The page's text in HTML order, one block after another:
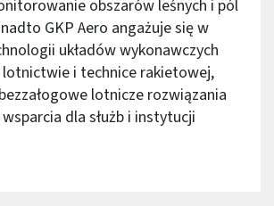
obszarów leśnych i pól
GKP Aero angażuje się w
układów wykonawczych
i technice rakietowej,
lotnicze rozwiązania
dla służb i instytucji